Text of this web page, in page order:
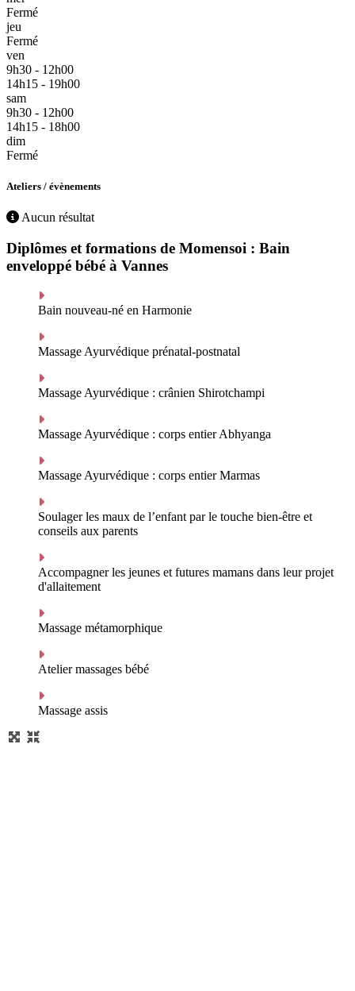
Fermé
jeu
Fermé
ven
9h30 - 12h00
14h15 - 19h00
sam
9h30 - 12h00
14h15 - 18h00
dim
Fermé
Ateliers / évènements
Aucun résultat
Diplômes et formations de Momensoi : Bain
enveloppé bébé à Vannes
Bain nouveau-né en Harmonie
Massage Ayurvédique prénatal-postnatal
Massage Ayurvédique : crânien Shirotchampi
Massage Ayurvédique : corps entier Abhyanga
Massage Ayurvédique : corps entier Marmas
Soulager les maux de l’enfant par le touche bien-être et
conseils aux parents
Accompagner les jeunes et futures mamans dans leur projet
d'allaitement
Massage métamorphique
Atelier massages bébé
Massage assis